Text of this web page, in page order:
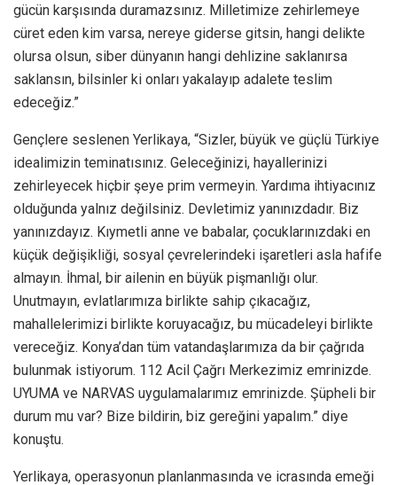
gücün karşısında duramazsınız. Milletimize zehirlemeye
cüret eden kim varsa, nereye giderse gitsin, hangi delikte
olursa olsun, siber dünyanın hangi dehlizine saklanırsa
saklansın, bilsinler ki onları yakalayıp adalete teslim
edeceğiz.”
Gençlere seslenen Yerlikaya, “Sizler, büyük ve güçlü Türkiye
idealimizin teminatısınız. Geleceğinizi, hayallerinizi
zehirleyecek hiçbir şeye prim vermeyin. Yardıma ihtiyacınız
olduğunda yalnız değilsiniz. Devletimiz yanınızdadır. Biz
yanınızdayız. Kıymetli anne ve babalar, çocuklarınızdaki en
küçük değişikliği, sosyal çevrelerindeki işaretleri asla hafife
almayın. İhmal, bir ailenin en büyük pişmanlığı olur.
Unutmayın, evlatlarımıza birlikte sahip çıkacağız,
mahallelerimizi birlikte koruyacağız, bu mücadeleyi birlikte
vereceğiz. Konya’dan tüm vatandaşlarımıza da bir çağrıda
bulunmak istiyorum. 112 Acil Çağrı Merkezimiz emrinizde.
UYUMA ve NARVAS uygulamalarımız emrinizde. Şüpheli bir
durum mu var? Bize bildirin, biz gereğini yapalım.” diye
konuştu.
Yerlikaya, operasyonun planlanmasında ve icrasında emeği